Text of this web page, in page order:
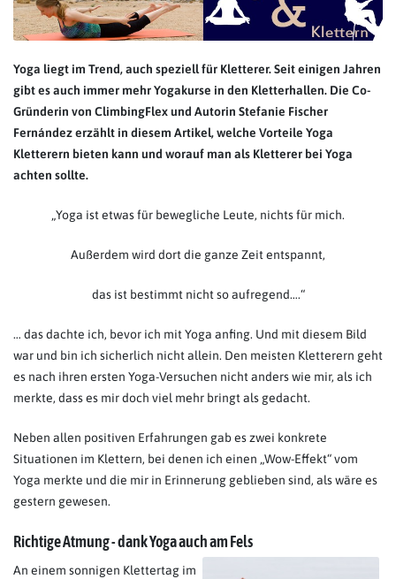
Yoga liegt im Trend, auch speziell für Kletterer. Seit einigen Jahren
gibt es auch immer mehr Yogakurse in den Kletterhallen. Die Co-
Gründerin von ClimbingFlex und Autorin Stefanie Fischer
Fernández erzählt in diesem Artikel, welche Vorteile Yoga
Kletterern bieten kann und worauf man als Kletterer bei Yoga
achten sollte.
„Yoga ist etwas für bewegliche Leute, nichts für mich.
Außerdem wird dort die ganze Zeit entspannt,
das ist bestimmt nicht so aufregend….“
… das dachte ich, bevor ich mit Yoga anfing. Und mit diesem Bild
war und bin ich sicherlich nicht allein. Den meisten Kletterern geht
es nach ihren ersten Yoga-Versuchen nicht anders wie mir, als ich
merkte, dass es mir doch viel mehr bringt als gedacht.
Neben allen positiven Erfahrungen gab es zwei konkrete
Situationen im Klettern, bei denen ich einen „Wow-Effekt“ vom
Yoga merkte und die mir in Erinnerung geblieben sind, als wäre es
gestern gewesen.
Richtige Atmung - dank Yoga auch am Fels
An einem sonnigen Klettertag im